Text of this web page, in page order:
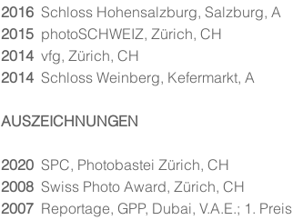
2016 Schloss Hohensalzburg, Salzburg, A
2015 photoSCHWEIZ, Zürich, CH
2014 vfg, Zürich, CH
2014 Schloss Weinberg, Kefermarkt, A
AUSZEICHNUNGEN
2020 SPC, Photobastei Zürich, CH
2008 Swiss Photo Award, Zürich, CH
2007 Reportage, GPP, Dubai, V.A.E.; 1. Preis